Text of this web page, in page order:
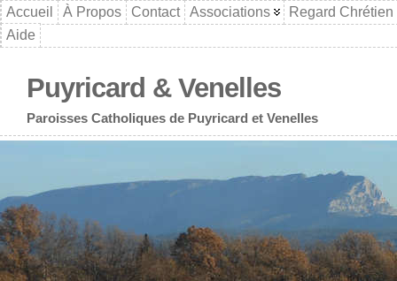
Accueil À Propos Contact Associations
Regard Chrétien
Aide
Puyricard & Venelles
Paroisses Catholiques de Puyricard et Venelles